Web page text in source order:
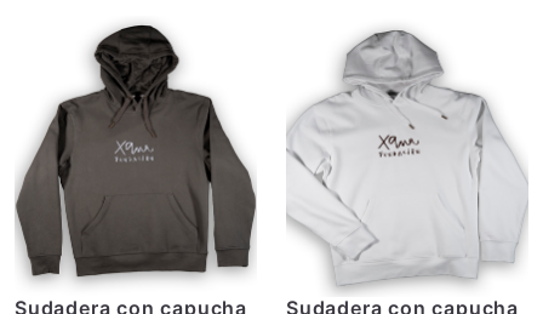
Sudadera con capucha
Sudadera con capucha